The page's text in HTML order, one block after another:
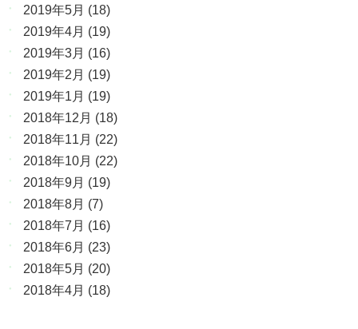
2019年5月 (18)
2019年4月 (19)
2019年3月 (16)
2019年2月 (19)
2019年1月 (19)
2018年12月 (18)
2018年11月 (22)
2018年10月 (22)
2018年9月 (19)
2018年8月 (7)
2018年7月 (16)
2018年6月 (23)
2018年5月 (20)
2018年4月 (18)